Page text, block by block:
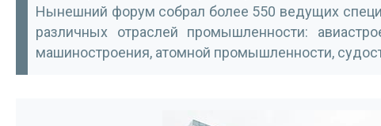
Нынешний форум собрал более 550 ведущих
различных отраслей промышленности:
машиностроения, атомной промышленности,